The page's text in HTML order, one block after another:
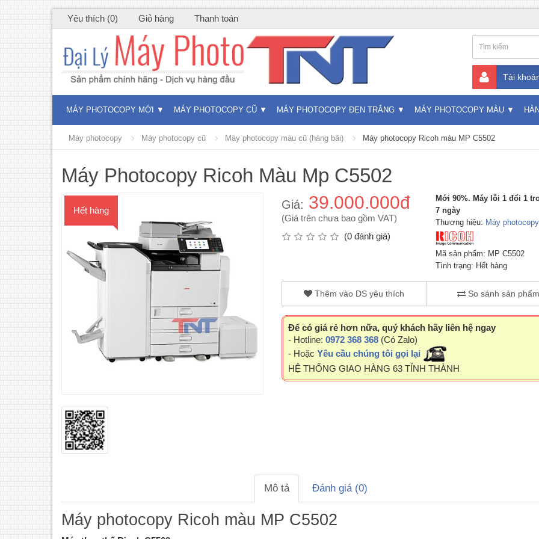
Yêu thích (0) Giỏ hàng Thanh toán
Tài
MÁY PHOTOCOPY MỚI MÁY PHOTOCOPY CŨ MÁY PHOTOCOPY ĐEN TRẮNG MÁY PHOTOCOPY MÀU
Máy photocopy Máy photocopy cũ Máy photocopy màu cũ (hàng bãi) Máy photocopy Ricoh màu MP C5502
Máy Photocopy Ricoh Màu Mp C5502
Hết hàng Giá: 39.000.000đ
(Giá trên chưa bao gồm VAT)
(0 đánh giá)
Mới 90%. Máy lỗi 1 đổi 1
7 ngày
Thương hiệu: Máy
Mã sản phẩm: MP C5502
Tình trạng: Hết hàng
Thêm vào DS yêu thích So sánh sản phẩm
Để có giá rẻ hơn nữa, quý khách hãy liên hệ ngay
- Hotline: 0972 368 368(Có Zalo)
- Hoặc Yêu cầu chúng tôi gọi lại
HỆ THỐNG GIAO HÀNG 63 TỈNH THÀNH
Mô tả Đánh giá (0)
Máy photocopy Ricoh màu MP C5502